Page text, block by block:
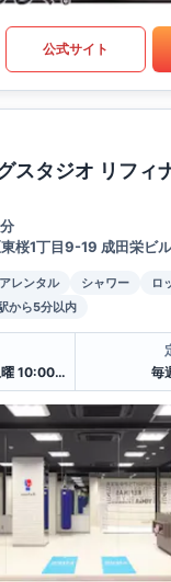
公式サイト
スタジオ リフィ
桜1丁目9-19 成田栄ビ
レンタル シャワー ロ
から5分以内
平日 11:00〜22:00 土曜 10:00〜20:00 日・祝 10:00〜18:00
毎